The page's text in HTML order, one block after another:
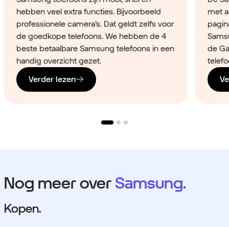
hebben veel extra functies. Bijvoorbeeld
professionele camera’s. Dat geldt zelfs voor
de goedkope telefoons. We hebben de 4
beste betaalbare Samsung telefoons in een
handig overzicht gezet.
Verder lezen
met
de
Nog meer overSamsung.
Kopen.